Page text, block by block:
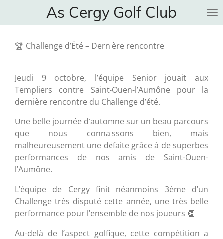
principal
As Cergy Golf Club
🏆 Challenge d’Été – Dernière rencontre
Jeudi 9 octobre, l’équipe Senior jouait aux
Templiers contre Saint-Ouen-l’Aumône pour la
dernière rencontre du Challenge d’été.
Une belle journée d’automne sur un beau parcours
que nous connaissons bien, mais
malheureusement une défaite grâce à de superbes
performances de nos amis de Saint-Ouen-
l’Aumône.
L’équipe de Cergy finit néanmoins 3ème d’un
Challenge très disputé cette année, une très belle
performance pour l’ensemble de nos joueurs 👏
Au-delà de l’aspect golfique, cette compétition a